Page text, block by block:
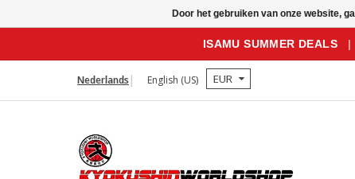
ISAMU SUMMER DEALS |
Nederlands English (US) EUR
Door het gebruiken van onze website,